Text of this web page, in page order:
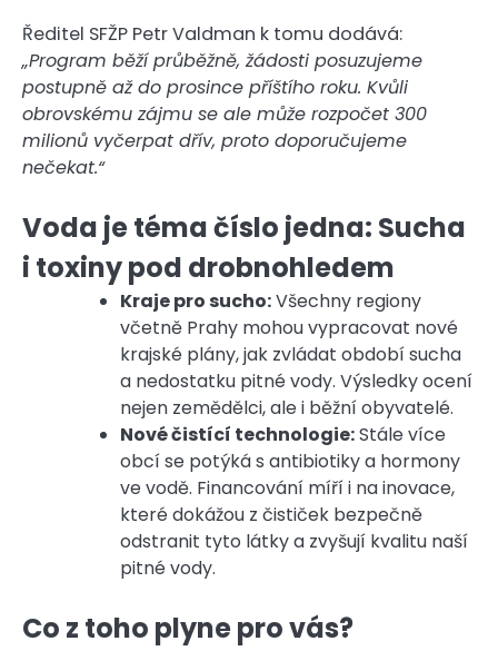
Ředitel SFŽP Petr Valdman k tomu dodává:
„Program běží průběžně, žádosti posuzujeme
postupně až do prosince příštího roku. Kvůli
obrovskému zájmu se ale může rozpočet 300
milionů vyčerpat dřív, proto doporučujeme
nečekat.“
Voda je téma číslo jedna: Sucha
i toxiny pod drobnohledem
Kraje pro sucho:Všechny regiony
včetně Prahy mohou vypracovat nové
krajské plány, jak zvládat období sucha
a nedostatku pitné vody. Výsledky ocení
nejen zemědělci, ale i běžní obyvatelé.
Nové čistící technologie:Stále více
obcí se potýká s antibiotiky a hormony
ve vodě. Financování míří i na inovace,
které dokážou z čističek bezpečně
odstranit tyto látky a zvyšují kvalitu naší
pitné vody.
Co z toho plyne pro vás?